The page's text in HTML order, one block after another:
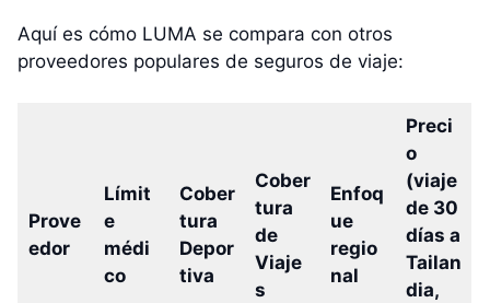
Aquí es cómo LUMA se compara con otros
proveedores populares de seguros de viaje:
Prove
edor
Límit
e
médi
co
Cober
tura
Depor
tiva
Cober
tura
de
Viaje
s
Enfoq
ue
regio
nal
Preci
o
(viaje
de 30
días a
Tailan
dia,